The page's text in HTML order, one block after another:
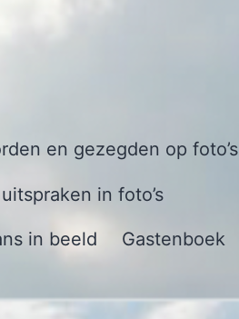
en gezegden op foto’s
in foto’s
in beeld Gastenboek